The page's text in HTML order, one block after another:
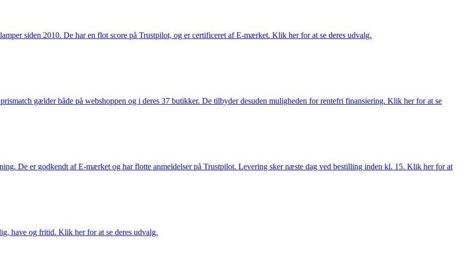
siden 2010. De har en flot score på Trustpilot, og er certificeret af E-mærket. Klik her for at se deres udvalg.
gælder både på webshoppen og i deres 37 butikker. De tilbyder desuden muligheden for rentefri finansiering. Klik her for at se
De er godkendt af E-mærket og har flotte anmeldelser på Trustpilot. Levering sker næste dag ved bestilling inden kl. 15. Klik her for at
have og fritid. Klik her for at se deres udvalg.